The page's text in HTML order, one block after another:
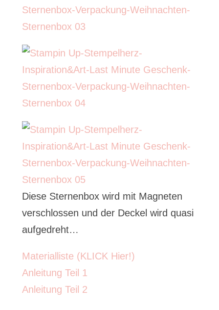
Diese Sternenbox wird mit Magneten
verschlossen und der Deckel wird quasi
aufgedreht…
Materialliste (KLICK Hier!)
Anleitung Teil 1
Anleitung Teil 2